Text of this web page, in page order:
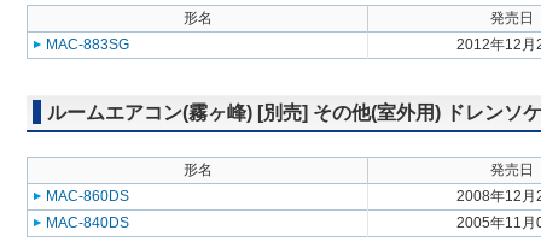
形名
発売日
MAC-883SG
2012年12月
ルームエアコン(霧ヶ峰) [別売] その他(室外用) ドレンソ
形名
発売日
MAC-860DS
2008年12月
MAC-840DS
2005年11月